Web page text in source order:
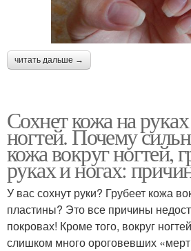
читать дальше →
Сохнет кожа на
ногтей. Почему
кожа вокруг ногтей,
руках и ногах:
У вас сохнут руки? Грубеет кожа
пластины? Это все причины
покровах! Кроме того, вокруг
слишком много ороговевших